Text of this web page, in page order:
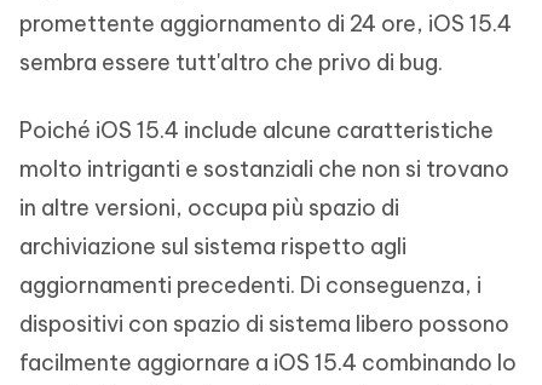
promettente aggiornamento di 24 ore, iOS 15.4
sembra essere tutt'altro che privo di bug.
Poiché iOS 15.4 include alcune caratteristiche
molto intriganti e sostanziali che non si trovano
in altre versioni, occupa più spazio di
archiviazione sul sistema rispetto agli
aggiornamenti precedenti. Di conseguenza, i
dispositivi con spazio di sistema libero possono
facilmente aggiornare a iOS 15.4 combinando lo